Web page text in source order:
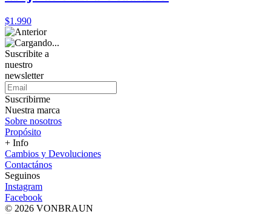
$1.990
Suscribite a
nuestro
newsletter
Suscribirme
Nuestra marca
Sobre nosotros
Propósito
+ Info
Cambios y Devoluciones
Contactános
Seguinos
Instagram
Facebook
© 2026 VONBRAUN